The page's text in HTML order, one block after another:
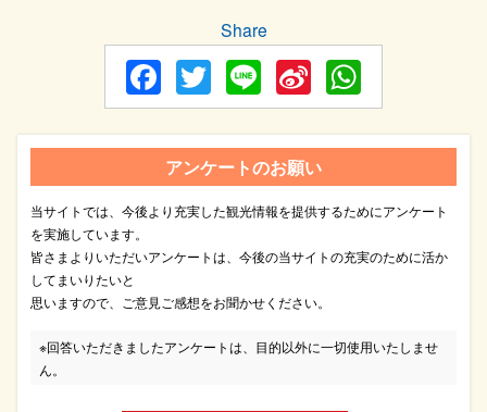
Share
Facebook
Twitter
LineSina
Weibo
アンケートのお願い
当サイトでは、今後より充実した観光情報を提供するためにアンケート
を実施しています。
皆さまよりいただいアンケートは、今後の当サイトの充実のために活か
してまいりたいと
思いますので、ご意見ご感想をお聞かせください。
※回答いただきましたアンケートは、目的以外に一切使用いたしませ
ん。